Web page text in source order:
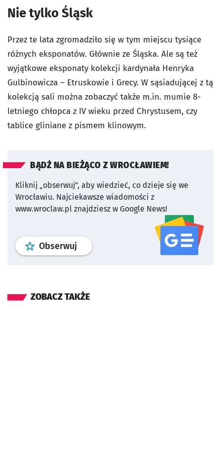
Nie tylko Śląsk
Przez te lata zgromadziło się w tym miejscu tysiące
różnych eksponatów. Głównie ze Śląska. Ale są też
wyjątkowe eksponaty kolekcji kardynała Henryka
Gulbinowicza – Etruskowie i Grecy. W sąsiadującej z tą
kolekcją sali można zobaczyć także m.in. mumie 8-
letniego chłopca z IV wieku przed Chrystusem, czy
tablice gliniane z pismem klinowym.
BĄDŹ NA BIEŻĄCO Z WROCŁAWIEM!
Kliknij „obserwuj”, aby wiedzieć, co dzieje się we
Wrocławiu. Najciekawsze wiadomości z
www.wroclaw.pl znajdziesz w Google News!
Obserwuj profil serwisu
ZOBACZ TAKŻE